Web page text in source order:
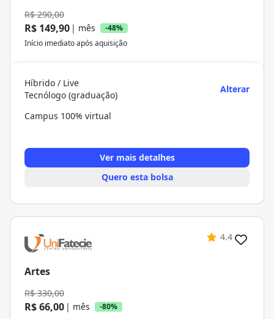
R$ 290,00
R$ 149,90 | mês
-48%
Início imediato após aquisição
Híbrido / Live
Tecnólogo (graduação)
Alterar
Campus 100% virtual
Ver mais detalhes
Quero esta bolsa
4.4
Artes
R$ 330,00
R$ 66,00 | mês -80%